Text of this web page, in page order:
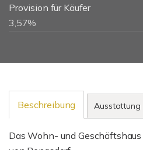
Provision für Käufer
3,57%
Beschreibung Ausstattung
Das Wohn- und